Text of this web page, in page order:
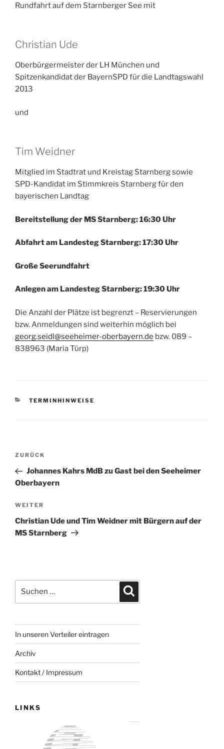
Rundfahrt auf dem Starnberger See mit
Christian Ude
Oberbürgermeister der LH München und
Spitzenkandidat der BayernSPD für die Landtagswahl
2013
und
Tim Weidner
Mitglied im Stadtrat und Kreistag Starnberg sowie
SPD-Kandidat im Stimmkreis Starnberg für den
bayerischen Landtag
Bereitstellung der MS Starnberg: 16:30 Uhr
Abfahrt am Landesteg Starnberg: 17:30 Uhr
Große Seerundfahrt
Anlegen am Landesteg Starnberg: 19:30 Uhr
Die Anzahl der Plätze ist begrenzt – Reservierungen
bzw. Anmeldungen sind weiterhin möglich bei
georg.seidl@seeheimer-oberbayern.de bzw. 089 –
838963 (Maria Türp)
KATEGORIEN
TERMINHINWEISE
Beitragsnavigation
Vorheriger
Beitrag
ZURÜCK
Johannes Kahrs MdB zu Gast bei den Seeheimer
Oberbayern
Nächster
Beitrag
WEITER
Christian Ude und Tim Weidner mit Bürgern auf der
MS Starnberg
nach:
In unseren Verteiler eintragen
Archiv
Kontakt / Impressum
LINKS